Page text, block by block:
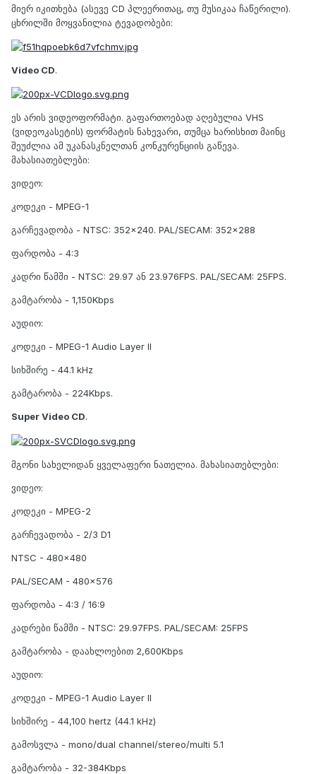
მიერ იკითხება (ასევე CD პლეერითაც, თუ მუსიკაა ჩაწერილი).
ცხრილში მოყვანილია ტევადობები:
Video CD.
ეს არის ვიდეოფორმატი. გაფართოებად აღებულია VHS
(ვიდეოკასეტის) ფორმატის ნახევარი, თუმცა ხარისხით მაინც
შეუძლია ამ უკანასკნელთან კონკურენციის გაწევა.
მახასიათებლები:
ვიდეო:
კოდეკი - MPEG-1
გარჩევადობა - NTSC: 352x240. PAL/SECAM: 352x288
ფარდობა - 4:3
კადრი წამში - NTSC: 29.97 ან 23.976FPS. PAL/SECAM: 25FPS.
გამტარობა - 1,150Kbps
აუდიო:
კოდეკი - MPEG-1 Audio Layer II
სიხშირე - 44.1 kHz
გამტარობა - 224Kbps.
Super Video CD.
მგონი სახელიდან ყველაფერი ნათელია. მახასიათებლები:
ვიდეო:
კოდეკი - MPEG-2
გარჩევადობა - 2/3 D1
NTSC - 480x480
PAL/SECAM - 480x576
ფარდობა - 4:3 / 16:9
კადრები წამში - NTSC: 29.97FPS. PAL/SECAM: 25FPS
გამტარობა - დაახლოებით 2,600Kbps
აუდიო:
კოდეკი - MPEG-1 Audio Layer II
სიხშირე - 44,100 hertz (44.1 kHz)
გამოსვლა - mono/dual channel/stereo/multi 5.1
გამტარობა - 32-384Kbps